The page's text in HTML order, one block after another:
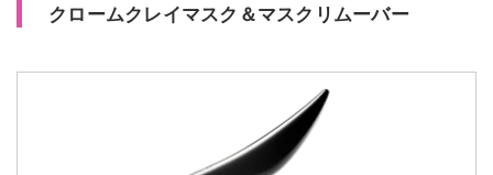
クロームクレイマスク＆マスクリムーバー